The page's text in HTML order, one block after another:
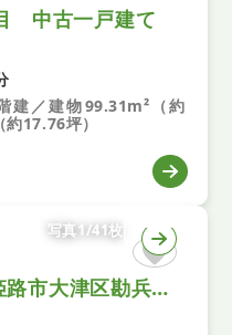
中古一戸建て
建／建物99.31m²（約
17.76坪）
写真1/41枚
Frontier Gardens 姫路市大津区勘兵衛町２丁目 新築一戸建て 全１区画